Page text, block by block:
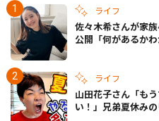
ライフ
佐々木希さんが家
公開「何があるか
ライフ
山田花子さん「も
い！」兄弟夏休み